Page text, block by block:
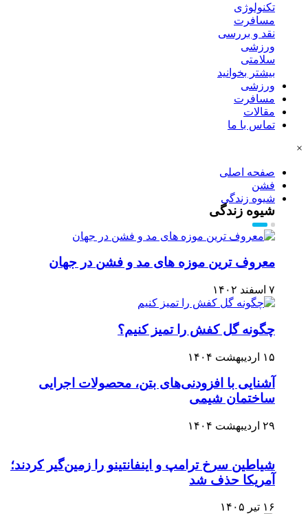
تکنولوژی
مسافرت
نقد و بررسی
ورزشی
سلامتی
بیشتر بخوانید
ورزشی
مسافرت
مقالات
تماس با ما
×
صفحه اصلی
فشن
شیوه زندگی
شیوه زندگی
معروف ترین موزه های مد و فشن در جهان
۷ اسفند ۱۴۰۲
چگونه گل کفش را تمیز کنیم؟
۱۵ اردیبهشت ۱۴۰۴
آشنایی با افزودنی‌های بتن، محصولات اجرایی
ساختمان شیمی
۲۹ اردیبهشت ۱۴۰۴
شیاطین سرخ ترامپ و اینفانتینو را زمین‌گیر کردند؛
آمریکا حذف شد
۱۶ تیر ۱۴۰۵